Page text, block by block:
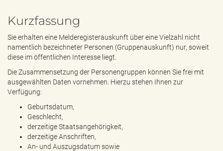
Kurzfassung
Sie erhalten eine Melderegisterauskunft über eine Vielzahl nicht
namentlich bezeichneter Personen (Gruppenauskunft) nur, soweit
diese im öffentlichen Interesse liegt.
Die Zusammensetzung der Personengruppen können Sie frei mit
ausgewählten Daten vornehmen. Hierzu stehen Ihnen zur
Verfügung:
Geburtsdatum,
Geschlecht,
derzeitige Staatsangehörigkeit,
derzeitige Anschriften,
An- und Auszugsdatum sowie